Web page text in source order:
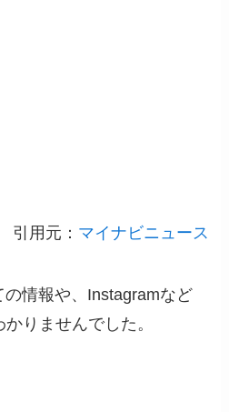
引用元： マイナビニュース
情報や、Instagramなど
りませんでした。